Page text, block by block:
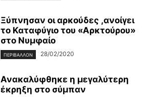
Ξύπνησαν οι αρκούδες ,ανοίγει
το Καταφύγιο του «Αρκτούρου»
στο Νυμφαίο
ΠΕΡΙΒΆΛΛΟΝ 28/02/2020
Ανακαλύφθηκε η μεγαλύτερη
έκρηξη στο σύμπαν